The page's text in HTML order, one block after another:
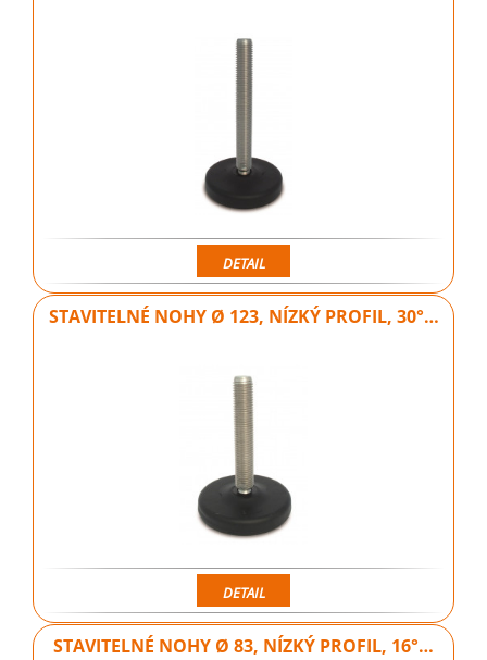
DETAIL
STAVITELNÉ NOHY Ø 123, NÍZKÝ PROFIL, 30°…
DETAIL
STAVITELNÉ NOHY Ø 83, NÍZKÝ PROFIL, 16°…